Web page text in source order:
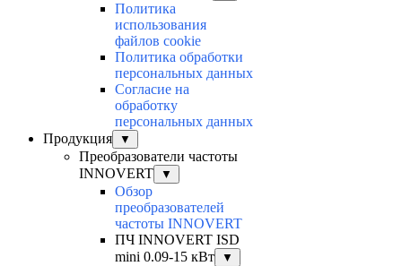
Политика
использования
файлов cookie
Политика обработки
персональных данных
Согласие на
обработку
персональных данных
Продукция
▼
Преобразователи частоты
INNOVERT
▼
Обзор
преобразователей
частоты INNOVERT
ПЧ INNOVERT ISD
mini 0.09-15 кВт
▼